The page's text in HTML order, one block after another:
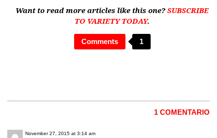
Want to read more articles like this one?SUBSCRIBE
TO VARIETY TODAY.
Comments 1
1 COMENTARIO
November 27, 2015 at 3:14 am